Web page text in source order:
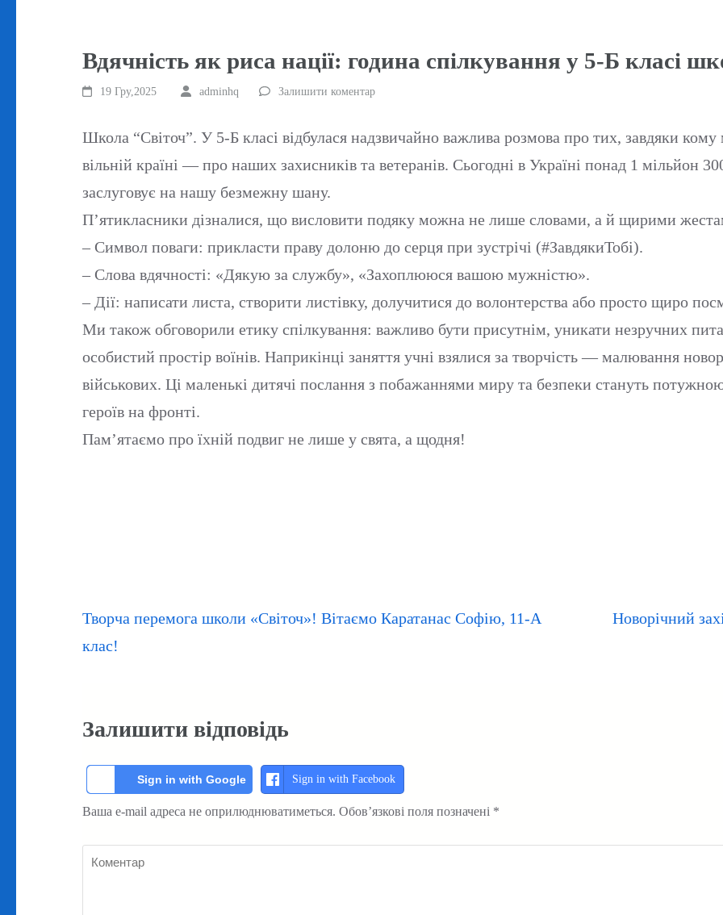
Вдячність як риса нації: година спілкування у 5-Б класі
19 Гру,2025 adminhq Залишити коментар
Школа “Світоч”. У 5-Б класі відбулася надзвичайно важлива розмова про тих, завдяки
вільній країні — про наших захисників та ветеранів. Сьогодні в Україні понад 1 мільйон
заслуговує на нашу безмежну шану.
П’ятикласники дізналися, що висловити подяку можна не лише словами, а й щирими
– Символ поваги: прикласти праву долоню до серця при зустрічі (#ЗавдякиТобі).
– Слова вдячності: «Дякую за службу», «Захоплююся вашою мужністю».
– Дії: написати листа, створити листівку, долучитися до волонтерства або просто щиро
Ми також обговорили етику спілкування: важливо бути присутнім, уникати незручних
особистий простір воїнів. Наприкінці заняття учні взялися за творчість — малювання
військових. Ці маленькі дитячі послання з побажаннями миру та безпеки стануть
героїв на фронті.
Пам’ятаємо про їхній подвиг не лише у свята, а щодня!
Навігація
записів
Творча перемога школи «Світоч»! Вітаємо Каратанас Софію, 11-А
клас!
Новорічний
Залишити відповідь
Sign in with Google Sign in with Facebook
Ваша e-mail адреса не оприлюднюватиметься. Обов’язкові поля позначені *
Коментар